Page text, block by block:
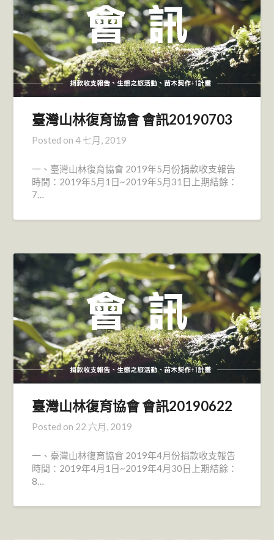
臺灣山林復育協會 會訊20190703
Posted on4 七月, 2019
一、臺灣山林復育協會 2019年5月份捐款收支報告
時間：2019年5月1日~2019年5月31日上期結餘：
7…
臺灣山林復育協會 會訊20190622
Posted on 22 六月, 2019
一、臺灣山林復育協會 2019年4月份捐款收支報告
時間：2019年4月1日~2019年4月30日上期結餘：
8…